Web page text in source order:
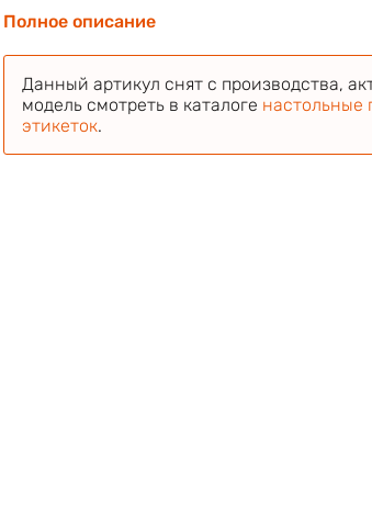
Полное описание
Данный артикул снят с производства,
модель смотреть в каталоге настольные
этикеток.